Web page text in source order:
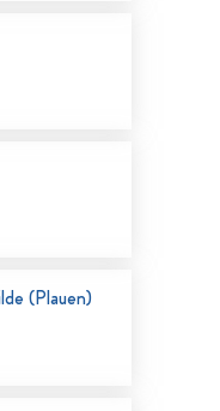
(Plauen)